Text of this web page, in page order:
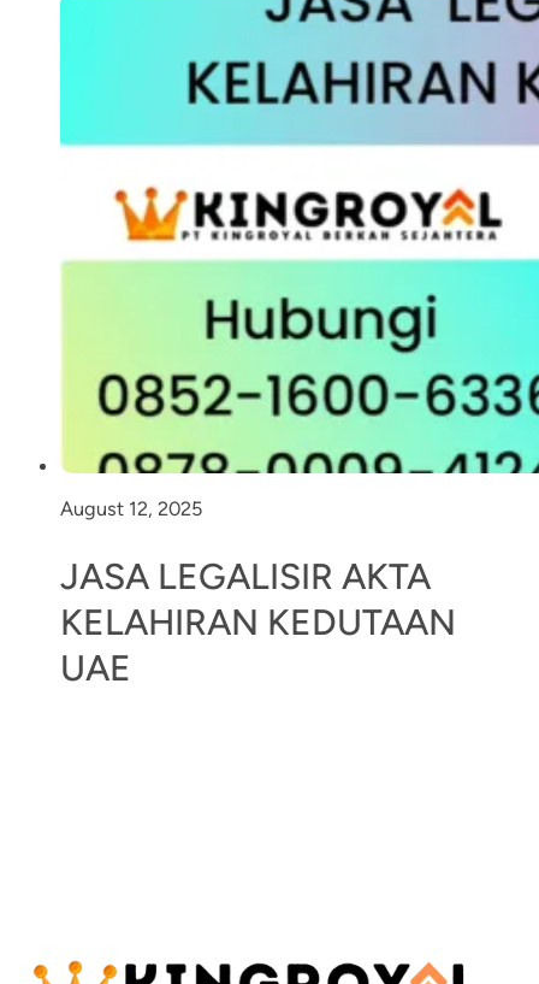
August 12, 2025
JASA LEGALISIR AKTA
KELAHIRAN KEDUTAAN
UAE